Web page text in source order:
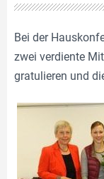
Bei der
zwei verdiente
gratulieren und